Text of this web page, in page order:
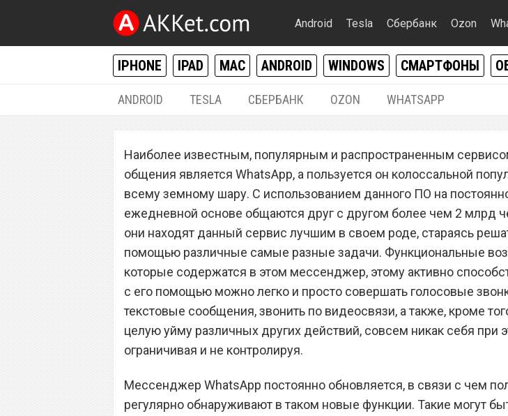
Android Tesla Сбербанк Ozon
IPHONE IPAD MAC ANDROID WINDOWS СМАРТФОНЫ
ANDROID TESLA СБЕРБАНК OZON WHATSAPP
WhatsApp получил новую
которой обязан знать каждый
пользователь
Наиболее известным, популярным и распространенным
общения является WhatsApp, а пользуется он колоссальной
всему земному шару. С использованием данного ПО на
ежедневной основе общаются друг с другом более чем 2 млрд
они находят данный сервис лучшим в своем роде, стараясь
помощью различные самые разные задачи. Функциональные
которые содержатся в этом мессенджер, этому активно
с его помощью можно легко и просто совершать голосовые
текстовые сообщения, звонить по видеосвязи, а также, кроме
целую уйму различных других действий, совсем никак себя при
ограничивая и не контролируя.
Мессенджер WhatsApp постоянно обновляется, в связи с чем
регулярно обнаруживают в таком новые функции. Такие могут